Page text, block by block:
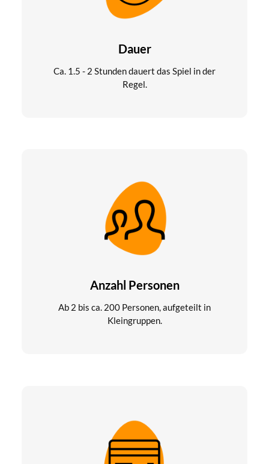
Dauer
Ca. 1.5 - 2 Stunden dauert das Spiel in der
Regel.
Anzahl Personen
Ab 2 bis ca. 200 Personen, aufgeteilt in
Kleingruppen.